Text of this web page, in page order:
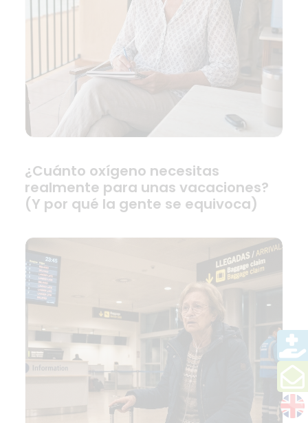
¿Cuánto oxígeno necesitas
realmente para unas vacaciones?
(Y por qué la gente se equivoca)